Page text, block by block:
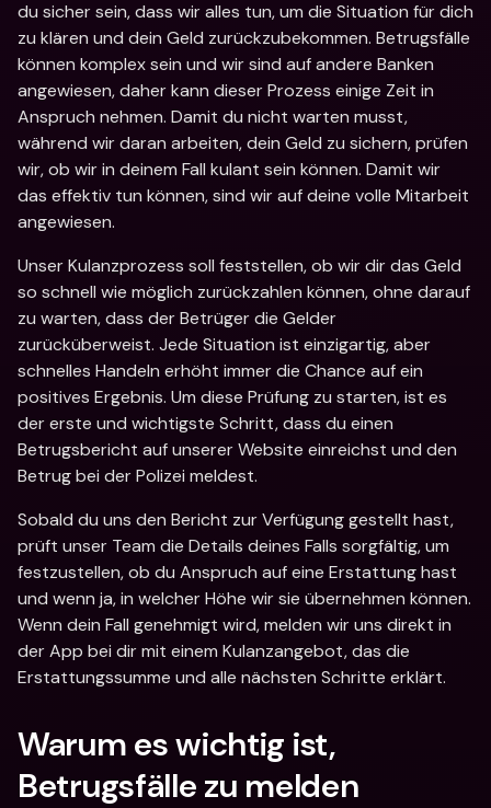
du sicher sein, dass wir alles tun, um die Situation für dich
zu klären und dein Geld zurückzubekommen. Betrugsfälle
können komplex sein und wir sind auf andere Banken
angewiesen, daher kann dieser Prozess einige Zeit in
Anspruch nehmen. Damit du nicht warten musst,
während wir daran arbeiten, dein Geld zu sichern, prüfen
wir, ob wir in deinem Fall kulant sein können. Damit wir
das effektiv tun können, sind wir auf deine volle Mitarbeit
angewiesen.
Unser Kulanzprozess soll feststellen, ob wir dir das Geld
so schnell wie möglich zurückzahlen können, ohne darauf
zu warten, dass der Betrüger die Gelder
zurücküberweist. Jede Situation ist einzigartig, aber
schnelles Handeln erhöht immer die Chance auf ein
positives Ergebnis. Um diese Prüfung zu starten, ist es
der erste und wichtigste Schritt, dass du einen
Betrugsbericht auf unserer Website einreichst und den
Betrug bei der Polizei meldest.
Sobald du uns den Bericht zur Verfügung gestellt hast,
prüft unser Team die Details deines Falls sorgfältig, um
festzustellen, ob du Anspruch auf eine Erstattung hast
und wenn ja, in welcher Höhe wir sie übernehmen können.
Wenn dein Fall genehmigt wird, melden wir uns direkt in
der App bei dir mit einem Kulanzangebot, das die
Erstattungssumme und alle nächsten Schritte erklärt.
Warum es wichtig ist,
Betrugsfälle zu melden